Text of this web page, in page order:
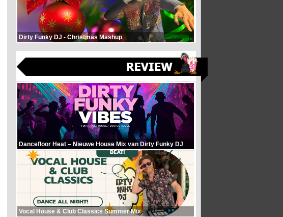
Dirty Funky DJ - Christmas Mashup
Dancefloor Heat – Nieuwe House Mix van Dirty Funky DJ
Vocal House & Club Classics Summer Mix